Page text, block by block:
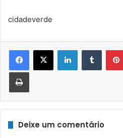
cidadeverde
LinkedinTumblr
Imprimir
Deixe um comentário